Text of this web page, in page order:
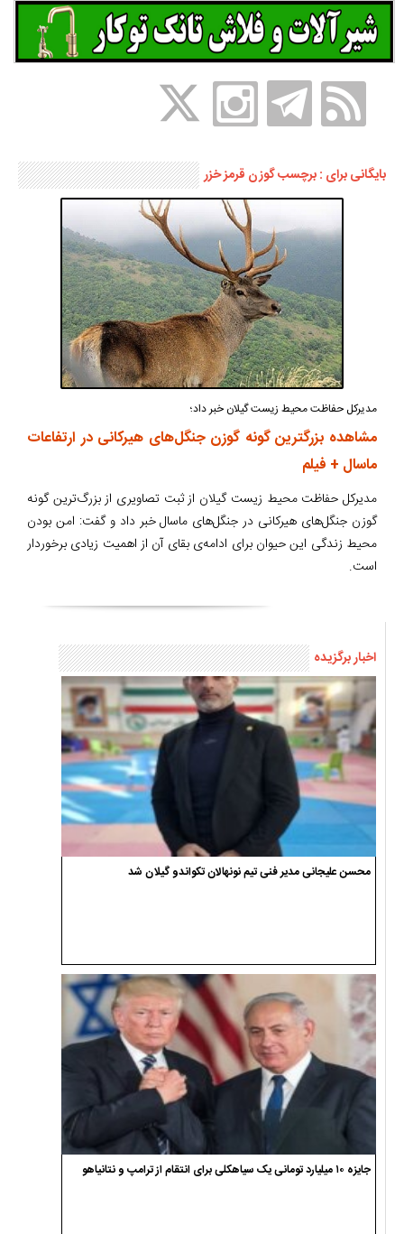
بایگانی برای : برچسب گوزن قرمز خزر
مدیرکل حفاظت محیط زیست گیلان خبر داد؛
مشاهده بزرگترین گونه گوزن جنگل‌های هیرکانی در ارتفاعات
ماسال + فیلم
مدیرکل حفاظت محیط زیست گیلان از ثبت تصاویری از بزرگ‌ترین گونه
گوزن جنگل‌های هیرکانی در جنگل‌های ماسال خبر داد و گفت: امن بودن
محیط زندگی این حیوان برای ادامه‌ی بقای آن از اهمیت زیادی برخوردار
است.
اخبار برگزیده
محسن علیجانی مدیر فنی تیم نونهالان تکواندو گیلان شد
جایزه ۱۰ میلیارد تومانی یک سیاهکلی برای انتقام از ترامپ و نتانیاهو